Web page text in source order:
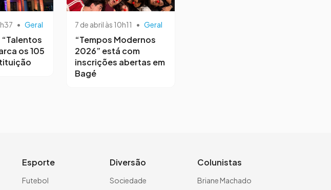
• Geral
os 105
7 de abril às 10h11 • Geral
“Tempos Modernos
2026” está com
inscrições abertas em
Bagé
Esporte
Futebol
Diversão
Sociedade
Colunistas
Briane Machado